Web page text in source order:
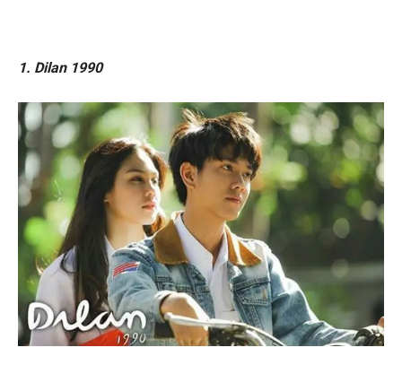
1. Dilan 1990